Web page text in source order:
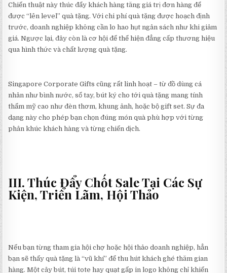
Chiến thuật này thúc đẩy khách hàng tăng giá trị đơn hàng để
được “lên level” quà tặng. Với chi phí quà tặng được hoạch định
trước, doanh nghiệp không cần lo hao hụt ngân sách như khi giảm
giá. Ngược lại, đây còn là cơ hội để thể hiện đẳng cấp thương hiệu
qua hình thức và chất lượng quà tặng.
Singapore Corporate Gifts cũng rất linh hoạt – từ đồ dùng cá
nhân như bình nước, sổ tay, bút ký cho tới quà tặng mang tính
thẩm mỹ cao như đèn thơm, khung ảnh, hoặc bộ gift set. Sự đa
dạng này cho phép bạn chọn đúng món quà phù hợp với từng
phân khúc khách hàng và từng chiến dịch.
III. Thúc Đẩy Chốt Sale Tại Các Sự
Kiện, Triển Lãm, Hội Thảo
Nếu bạn từng tham gia hội chợ hoặc hội thảo doanh nghiệp, hẳn
bạn sẽ thấy quà tặng là “vũ khí” để thu hút khách ghé thăm gian
hàng. Một cây bút, túi tote hay quạt gấp in logo không chỉ khiến